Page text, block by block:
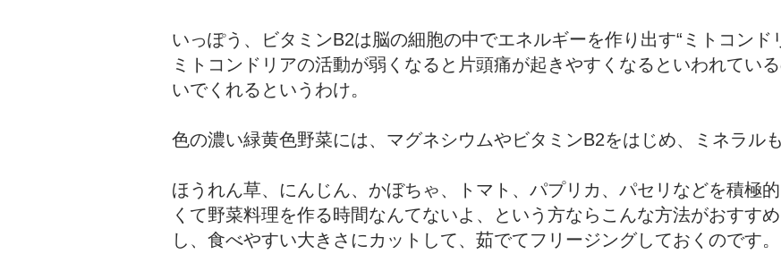
いっぽう、ビタミンB2は脳の細胞の中でエネルギーを作り出す“ミトコンド
ミトコンドリアの活動が弱くなると片頭痛が起きやすくなるといわれてい
いでくれるというわけ。
色の濃い緑黄色野菜には、マグネシウムやビタミンB2をはじめ、ミネラル
ほうれん草、にんじん、かぼちゃ、トマト、パプリカ、パセリなどを積極
くて野菜料理を作る時間なんてないよ、という方ならこんな方法がおすす
し、食べやすい大きさにカットして、茹でてフリージングしておくのです